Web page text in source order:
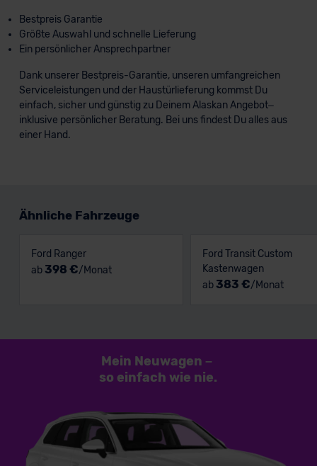
Bestpreis Garantie
Größte Auswahl und schnelle Lieferung
Ein persönlicher Ansprechpartner
Dank unserer Bestpreis-Garantie, unseren umfangreichen
Serviceleistungen und der Haustürlieferung kommst Du
einfach, sicher und günstig zu Deinem Alaskan Angebot–
inklusive persönlicher Beratung. Bei uns findest Du alles aus
einer Hand.
Ähnliche Fahrzeuge
Ford Ranger
ab 398 €/Monat
Ford Transit Custom
Kastenwagen
ab 383 €/Monat
Mein Neuwagen –
so einfach wie nie.